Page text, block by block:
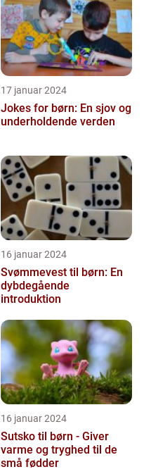
17 januar 2024
Jokes for børn: En sjov og
underholdende verden
16 januar 2024
Svømmevest til børn: En
dybdegående
introduktion
16 januar 2024
Sutsko til børn - Giver
varme og tryghed til de
små fødder